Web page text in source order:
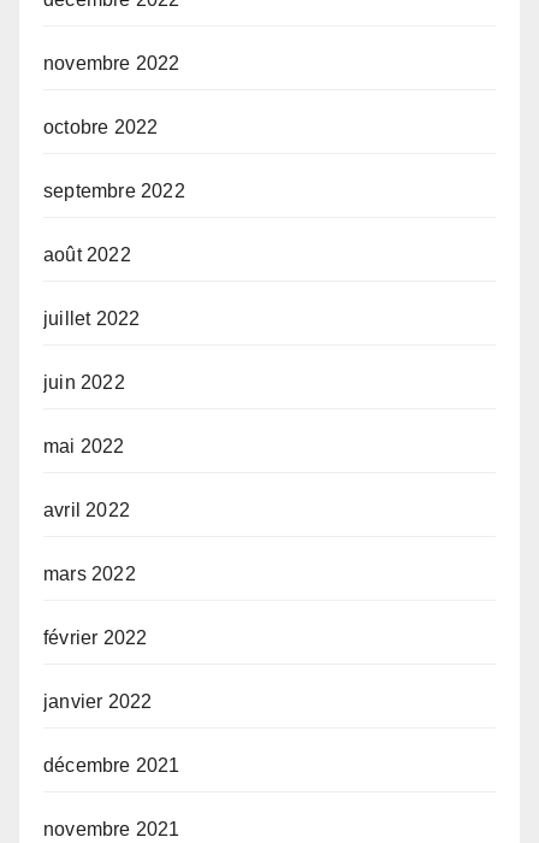
novembre 2022
octobre 2022
septembre 2022
août 2022
juillet 2022
juin 2022
mai 2022
avril 2022
mars 2022
février 2022
janvier 2022
décembre 2021
novembre 2021